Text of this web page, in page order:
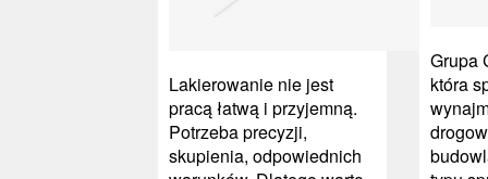
Lakierowanie nie jest
pracą łatwą i przyjemną.
Potrzeba precyzji,
skupienia, odpowiednich
Grupa
która